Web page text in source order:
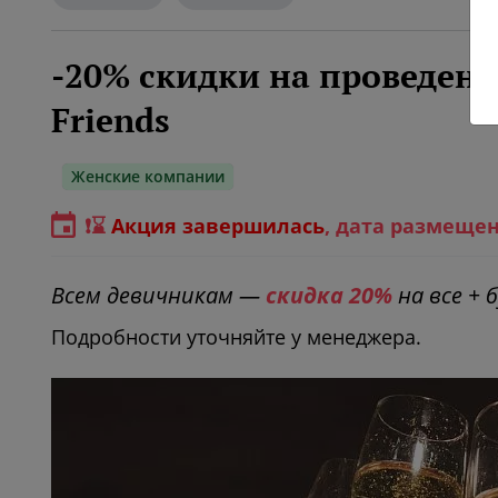
-20% скидки на
Friends
Женские компании
❗⌛️ Акция завершилась, дата
Всем девичникам — скидка 20%на все +
Подробности уточняйте у менеджера.